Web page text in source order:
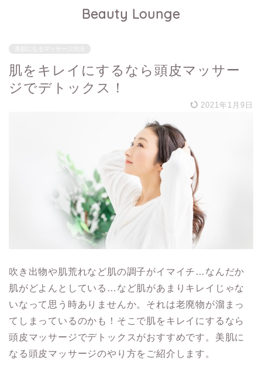
Beauty Lounge
肌をキレイにするなら頭皮マッサー
ジでデトックス！
2021年1月9日
吹き出物や肌荒れなど肌の調子がイマイチ…なんだか
肌がどよんとしている…など肌があまりキレイじゃな
いなって思う時ありませんか。それは老廃物が溜まっ
てしまっているのかも！そこで肌をキレイにするなら
頭皮マッサージでデトックスがおすすめです。美肌に
なる頭皮マッサージのやり方をご紹介します。